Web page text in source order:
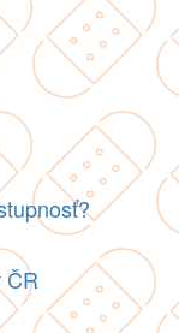
ČR